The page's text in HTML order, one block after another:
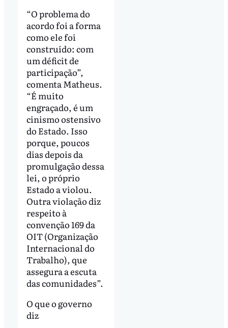
“O problema do
acordo foi a forma
como ele foi
construído: com
um déficit de
participação”,
comenta Matheus.
“É muito
engraçado, é um
cinismo ostensivo
do Estado. Isso
porque, poucos
dias depois da
promulgação dessa
lei, o próprio
Estado a violou.
Outra violação diz
respeito à
convenção 169 da
OIT (Organização
Internacional do
Trabalho), que
assegura a escuta
das comunidades”.
O que o governo
diz